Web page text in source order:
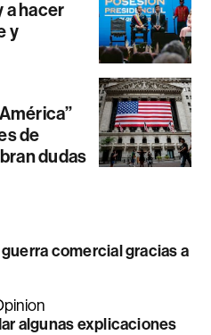
a hacer
y
de
dudas
comercial gracias a
algunas explicaciones